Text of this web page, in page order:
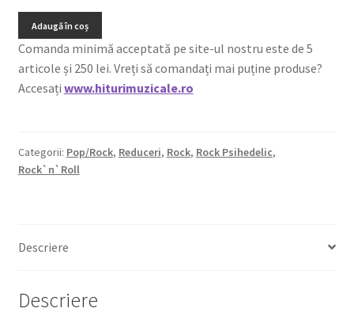
Adaugă în coș
Comanda minimă acceptată pe site-ul nostru este de 5
articole și 250 lei. Vreți să comandați mai puține produse?
Accesați www.hiturimuzicale.ro
Categorii: Pop/Rock, Reduceri, Rock, Rock Psihedelic,
Rock`n`Roll
Descriere
Descriere